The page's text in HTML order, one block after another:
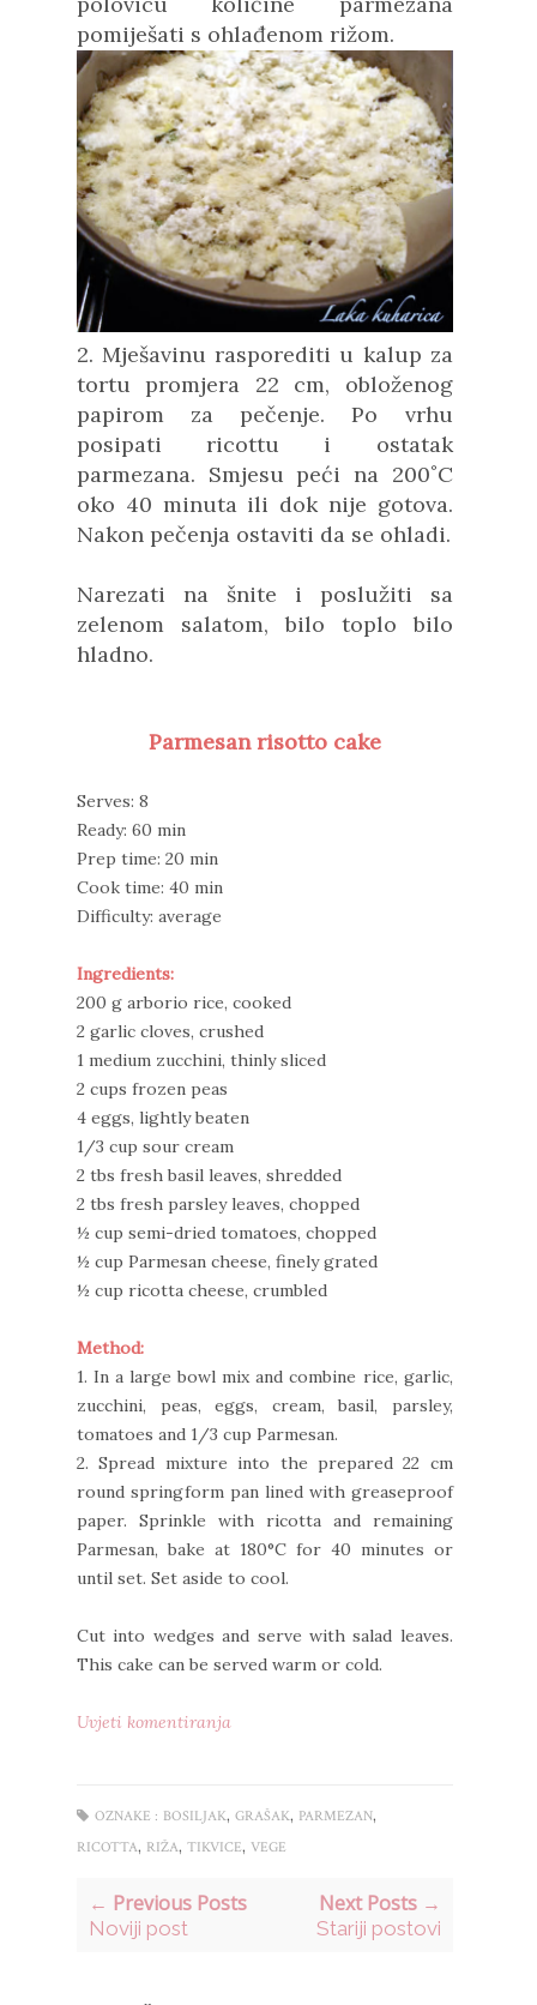
pomiješati s ohlađenom rižom.
2. Mješavinu rasporediti u kalup za
tortu promjera 22 cm, obloženog
papirom za pečenje. Po vrhu
posipati ricottu i ostatak
parmezana. Smjesu peći na 200˚C
oko 40 minuta ili dok nije gotova.
Nakon pečenja ostaviti da se ohladi.
Narezati na šnite i poslužiti sa
zelenom salatom, bilo toplo bilo
hladno.
Parmesan risotto cake
Serves: 8
Ready: 60 min
Prep time: 20 min
Cook time: 40 min
Difficulty: average
Ingredients:
200 g arborio rice, cooked
2 garlic cloves, crushed
1 medium zucchini, thinly sliced
2 cups frozen peas
4 eggs, lightly beaten
1/3 cup sour cream
2 tbs fresh basil leaves, shredded
2 tbs fresh parsley leaves, chopped
½ cup semi-dried tomatoes, chopped
½ cup Parmesan cheese, finely grated
½ cup ricotta cheese, crumbled
Method:
1. In a large bowl mix and combine rice, garlic,
zucchini, peas, eggs, cream, basil, parsley,
tomatoes and 1/3 cup Parmesan.
2. Spread mixture into the prepared22 cm
round springform pan lined with greaseproof
paper. Sprinkle with ricotta and remaining
Parmesan, bake at 180°C for 40 minutes or
until set. Set aside to cool.
Cut into wedges and serve with salad leaves.
This cake can be served warm or cold.
Uvjeti komentiranja
OZNAKE : BOSILJAK, GRAŠAK, PARMEZAN,
RICOTTA, RIŽA, TIKVICE, VEGE
← Previous Posts
Noviji post
Next Posts →
Stariji postovi